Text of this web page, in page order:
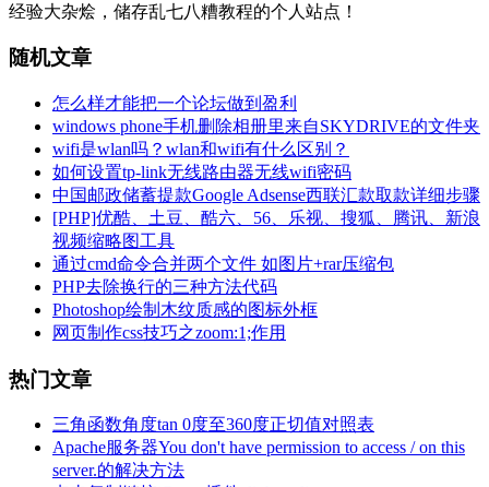
经验大杂烩，储存乱七八糟教程的个人站点！
随机文章
怎么样才能把一个论坛做到盈利
windows phone手机删除相册里来自SKYDRIVE的文件夹
wifi是wlan吗？wlan和wifi有什么区别？
如何设置tp-link无线路由器无线wifi密码
中国邮政储蓄提款Google Adsense西联汇款取款详细步骤
[PHP]优酷、土豆、酷六、56、乐视、搜狐、腾讯、新浪
视频缩略图工具
通过cmd命令合并两个文件 如图片+rar压缩包
PHP去除换行的三种方法代码
Photoshop绘制木纹质感的图标外框
网页制作css技巧之zoom:1;作用
热门文章
三角函数角度tan 0度至360度正切值对照表
Apache服务器You don't have permission to access / on this
server.的解决方法